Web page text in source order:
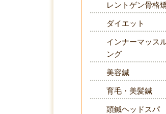
レントゲン骨格
ダイエット
インナーマッス
ング
美容鍼
育毛・美髪鍼
頭鍼ヘッドスパ